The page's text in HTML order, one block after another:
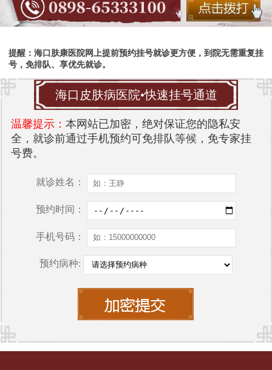
提醒：海口肤康医院网上提前预约挂号就诊更方便，到院无需重复挂
号，免排队、享优先就诊。
海口皮肤病医院•快速挂号通道
温馨提示： 本网站已加密，绝对保证您的隐私安
全，就诊前通过手机预约可免排队等候，免专家挂
号费。
就诊姓名：
预约时间：
手机号码：
预约病种: